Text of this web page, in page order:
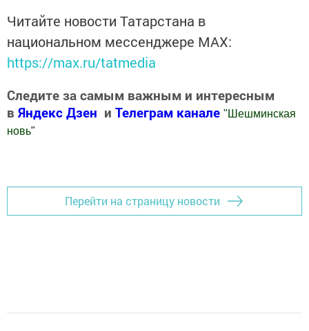
Читайте новости Татарстана в
национальном мессенджере MАХ:
https://max.ru/tatmedia
Следите за самым важным и интересным
в Яндекс Дзен и Телеграм канале " Шешминская
новь"
Перейти на страницу новости